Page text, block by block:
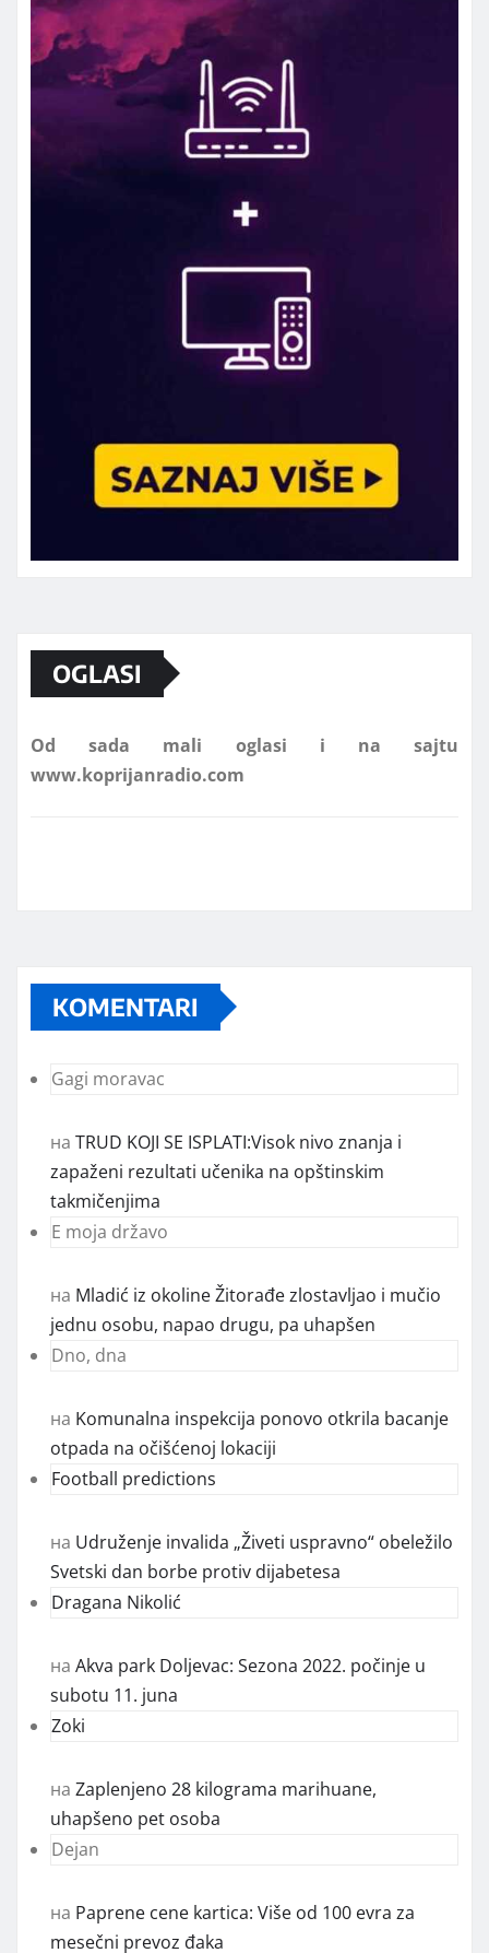
OGLASI
Od sada mali oglasi i na sajtu
KOMENTARI
Gagi moravac
на TRUD KOJI SE ISPLATI:Visok nivo znanja i
zapaženi rezultati učenika na opštinskim
takmičenjima
E moja državo
на Mladić iz okoline Žitorađe zlostavljao i mučio
jednu osobu, napao drugu, pa uhapšen
Dno, dna
на Komunalna inspekcija ponovo otkrila bacanje
otpada na očišćenoj lokaciji
Football predictions
на Udruženje invalida „Živeti uspravno“ obeležilo
Svetski dan borbe protiv dijabetesa
Dragana Nikolić
на Akva park Doljevac: Sezona 2022. počinje u
subotu 11. juna
Zoki
на Zaplenjeno 28 kilograma marihuane,
uhapšeno pet osoba
Dejan
на Paprene cene kartica: Više od 100 evra za
mesečni prevoz đaka